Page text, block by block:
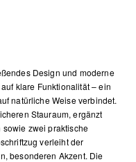
Design und moderne
klare Funktionalität – ein
natürliche Weise verbindet.
Stauraum, ergänzt
zwei praktische
verleiht der
besonderen Akzent. Die